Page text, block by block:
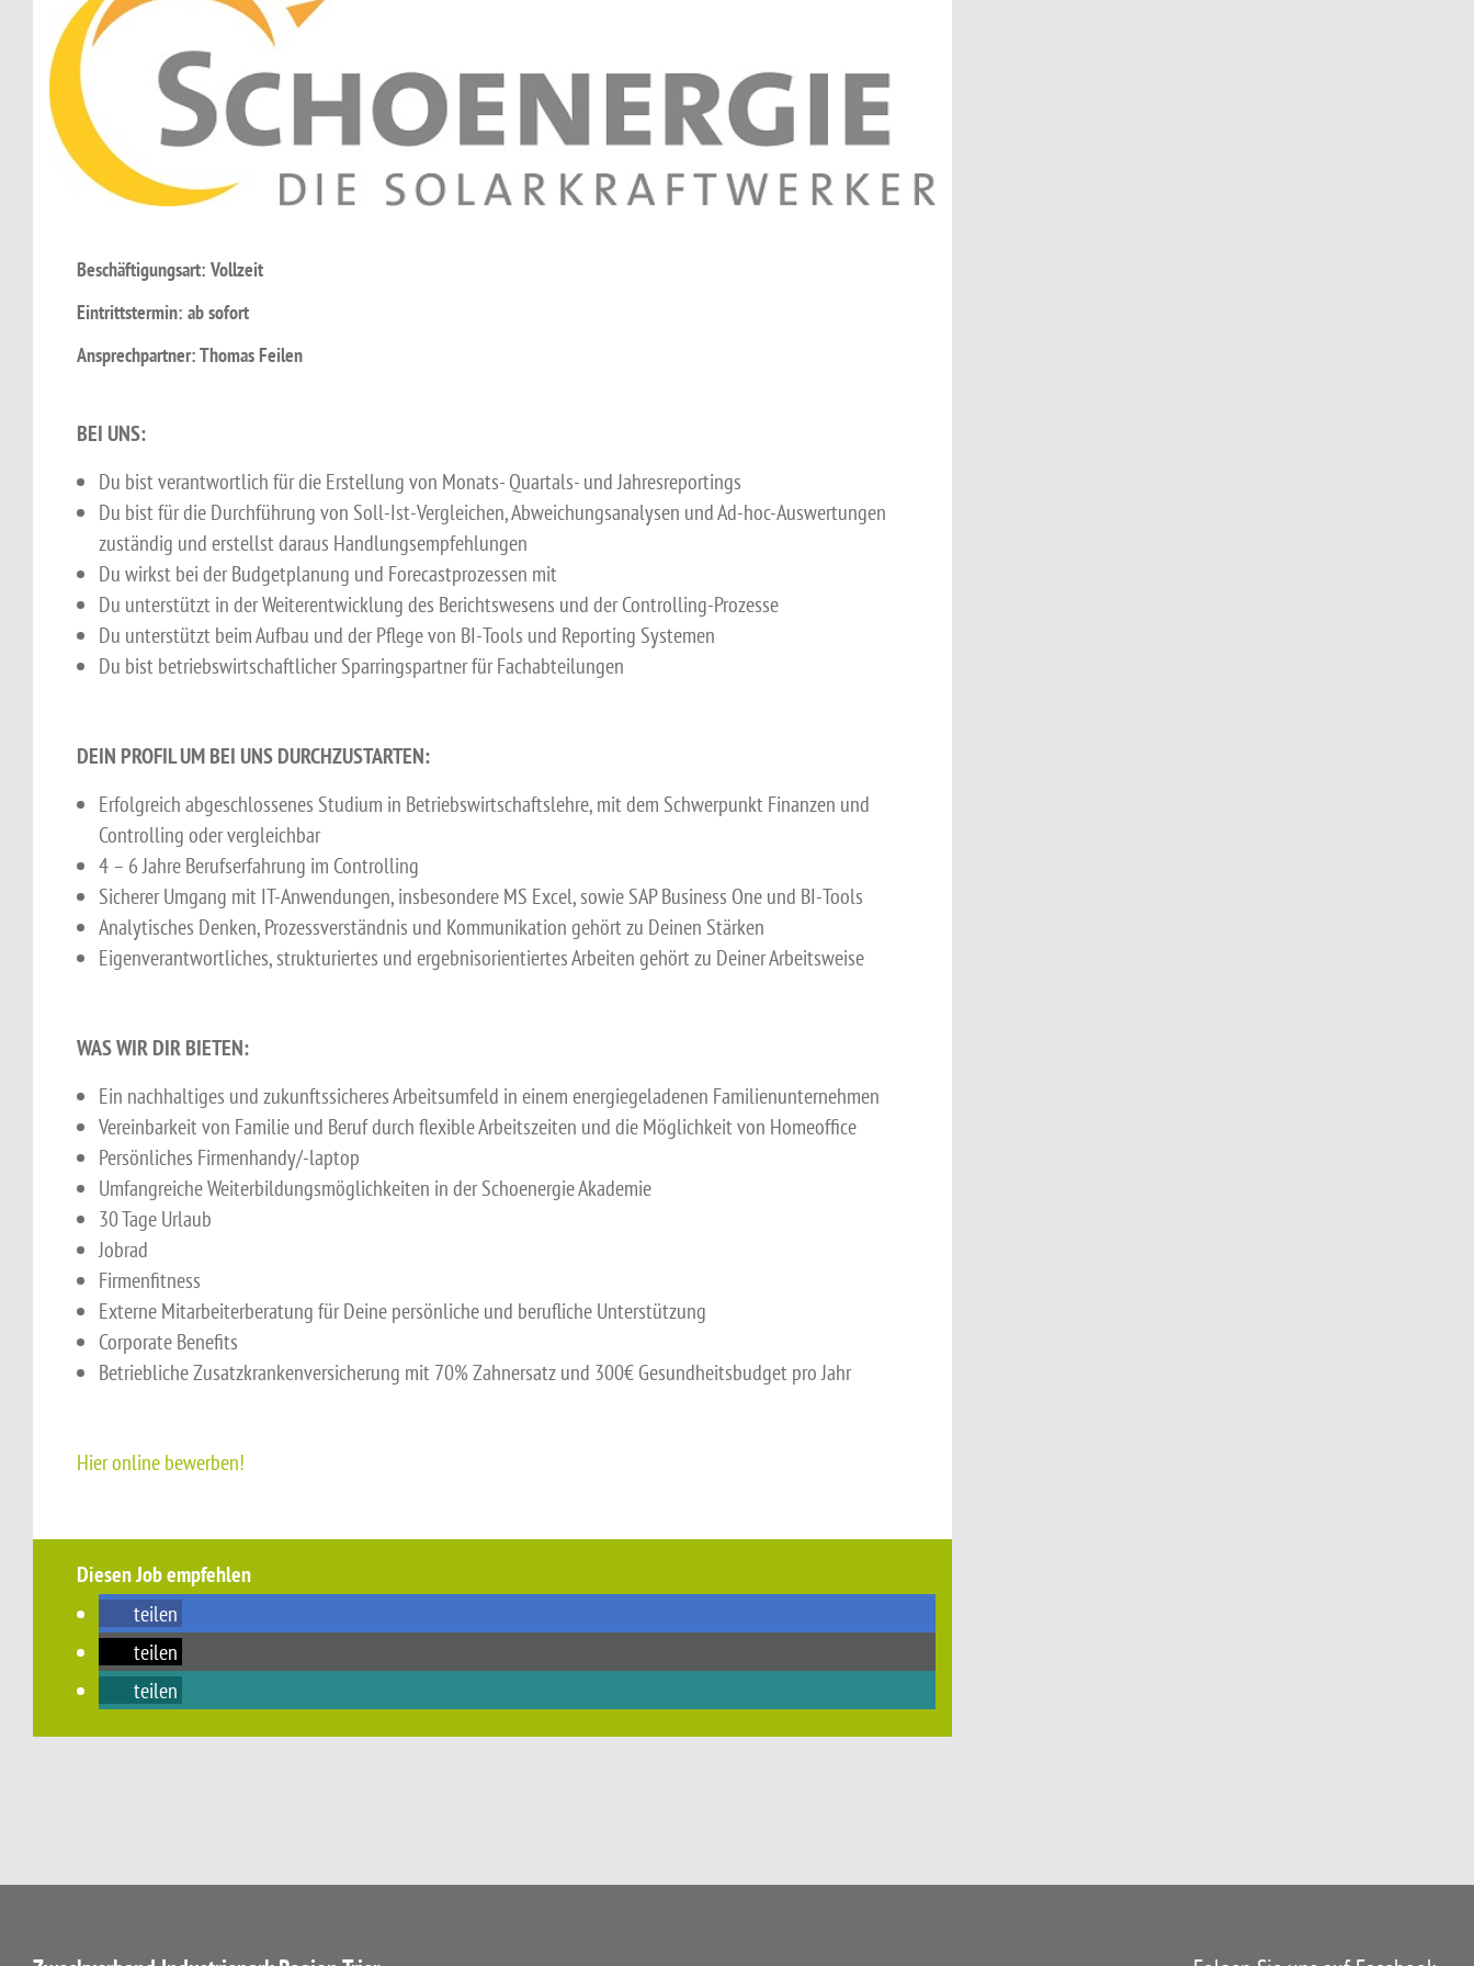
Beschäftigungsart: Vollzeit
Eintrittstermin: ab sofort
Ansprechpartner: Thomas Feilen
BEI UNS:
Du bist verantwortlich für die Erstellung von Monats- Quartals- und Jahresreportings
Du bist für die Durchführung von Soll-Ist-Vergleichen, Abweichungsanalysen und Ad-hoc-Auswertungen
zuständig und erstellst daraus Handlungsempfehlungen
Du wirkst bei der Budgetplanung und Forecastprozessen mit
Du unterstützt in der Weiterentwicklung des Berichtswesens und der Controlling-Prozesse
Du unterstützt beim Aufbau und der Pflege von BI-Tools und Reporting Systemen
Du bist betriebswirtschaftlicher Sparringspartner für Fachabteilungen
DEIN PROFIL UM BEI UNS DURCHZUSTARTEN:
Erfolgreich abgeschlossenes Studium in Betriebswirtschaftslehre, mit dem Schwerpunkt Finanzen und
Controlling oder vergleichbar
4 – 6 Jahre Berufserfahrung im Controlling
Sicherer Umgang mit IT-Anwendungen, insbesondere MS Excel, sowie SAP Business One und BI-Tools
Analytisches Denken, Prozessverständnis und Kommunikation gehört zu Deinen Stärken
Eigenverantwortliches, strukturiertes und ergebnisorientiertes Arbeiten gehört zu Deiner Arbeitsweise
WAS WIR DIR BIETEN:
Ein nachhaltiges und zukunftssicheres Arbeitsumfeld in einem energiegeladenen Familienunternehmen
Vereinbarkeit von Familie und Beruf durch flexible Arbeitszeiten und die Möglichkeit von Homeoffice
Persönliches Firmenhandy/-laptop
Umfangreiche Weiterbildungsmöglichkeiten in der Schoenergie Akademie
30 Tage Urlaub
Jobrad
Firmenfitness
Externe Mitarbeiterberatung für Deine persönliche und berufliche Unterstützung
Corporate Benefits
Betriebliche Zusatzkrankenversicherung mit 70% Zahnersatz und 300€ Gesundheitsbudget pro Jahr
Hier online bewerben!
Diesen Job empfehlen
teilen
teilen
teilen